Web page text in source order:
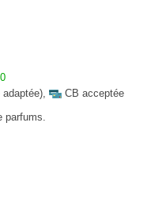
adaptée),
CB acceptée
parfums.